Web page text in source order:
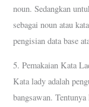
noun. Sedangkan
sebagai noun atau
pengisian data base
5. Pemakaian Kata
Kata lady adalah
bangsawan.